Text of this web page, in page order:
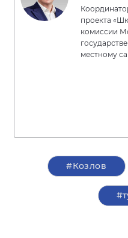
проекта
комиссии
местному
#Козлов